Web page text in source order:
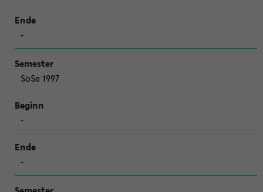
-
SoSe 1997
-
-